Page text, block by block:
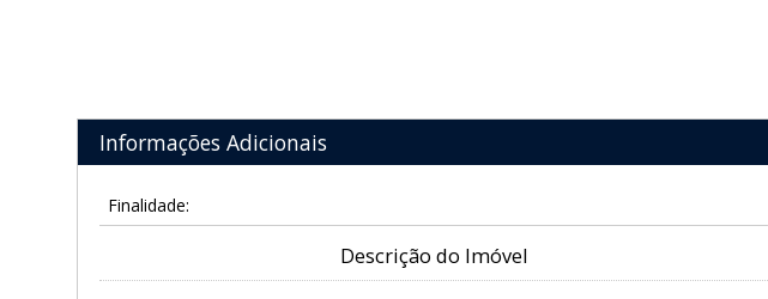
Informações Adicionais
Finalidade:
Descrição do Imóvel